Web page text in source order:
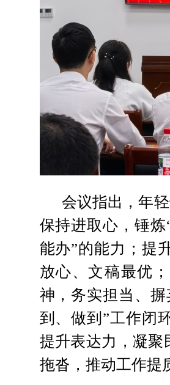
会议指出，年
保持进取心，锤
能办”的能力；提
放心、文稿最优
神，务实担当、
到、做到”工作闭
提升表达力，凝聚
拖沓，推动工作提